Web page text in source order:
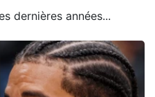
dernières années...